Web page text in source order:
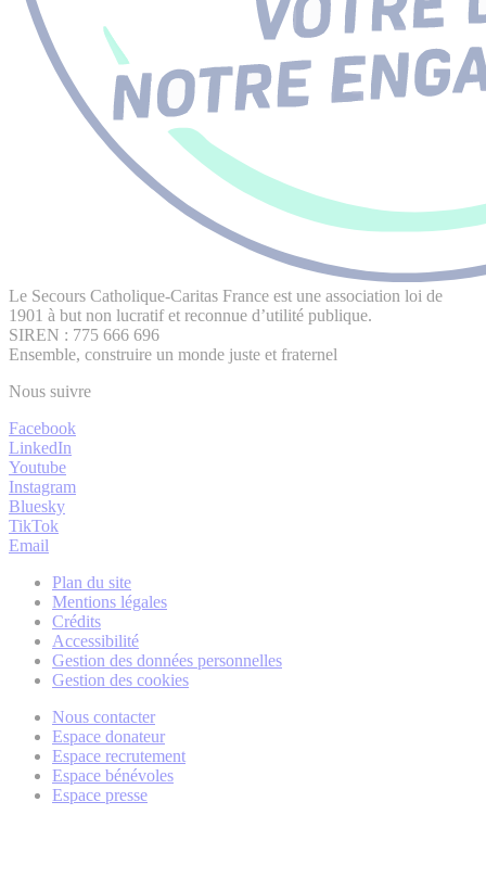
Le Secours Catholique-Caritas France est une association loi de
1901 à but non lucratif et reconnue d’utilité publique.
SIREN : 775 666 696
Ensemble, construire un monde juste et fraternel
Nous suivre
Facebook
LinkedIn
Youtube
Instagram
Bluesky
TikTok
Email
Plan du site
Mentions légales
Crédits
Accessibilité
Gestion des données personnelles
Gestion des cookies
Nous contacter
Espace donateur
Espace recrutement
Espace bénévoles
Espace presse